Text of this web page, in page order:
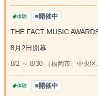
体験 開催中
THE FACT MUSIC
8月2日開幕
8/2 ～ 8/30 （福岡市、中央区
体験 開催中